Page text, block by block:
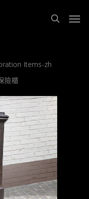
Items-zh
險櫃